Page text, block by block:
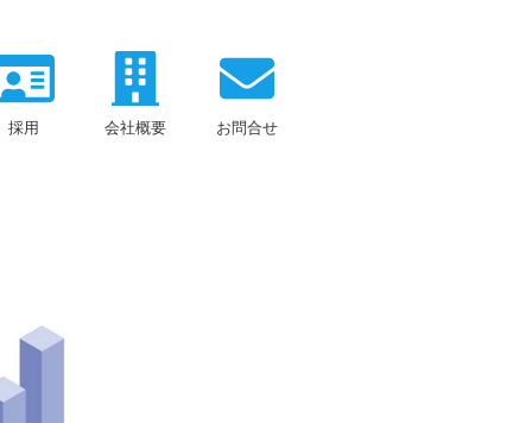
採用 会社概要 お問合せ